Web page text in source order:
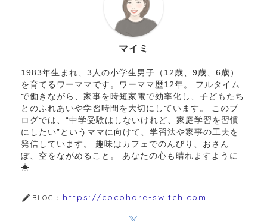
マイミ
1983年生まれ、3人の小学生男子（12歳、9歳、6歳）
を育てるワーママです。ワーママ歴12年。 フルタイム
で働きながら、家事を時短家電で効率化し、子どもたち
とのふれあいや学習時間を大切にしています。 このブ
ログでは、“中学受験はしないけれど、家庭学習を習慣
にしたい”というママに向けて、学習法や家事の工夫を
発信しています。 趣味はカフェでのんびり、おさん
ぽ、空をながめること。 あなたの心も晴れますように
☀︎
BLOG： https://cocohare-switch.com